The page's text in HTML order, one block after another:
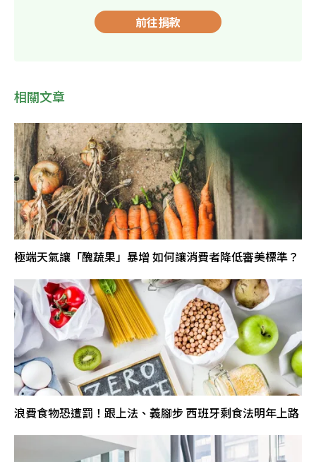
前往捐款
相關文章
極端天氣讓「醜蔬果」暴增 如何讓消費者降低審美標準？
浪費食物恐遭罰！跟上法、義腳步 西班牙剩食法明年上路